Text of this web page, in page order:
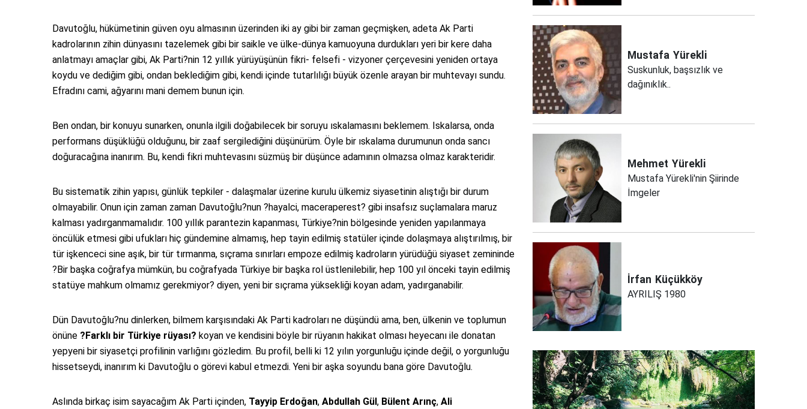
Davutoğlu, hükümetinin güven oyu almasının üzerinden iki ay gibi bir zaman geçmişken, adeta Ak Parti
kadrolarının zihin dünyasını tazelemek gibi bir saikle ve ülke-dünya kamuoyuna durdukları yeri bir kere daha
anlatmayı amaçlar gibi, Ak Parti?nin 12 yıllık yürüyüşünün fikri- felsefi - vizyoner çerçevesini yeniden ortaya
koydu ve dediğim gibi, ondan beklediğim gibi, kendi içinde tutarlılığı büyük özenle arayan bir muhtevayı sundu.
Efradını cami, ağyarını mani demem bunun için.
Ben ondan, bir konuyu sunarken, onunla ilgili doğabilecek bir soruyu ıskalamasını beklemem. Iskalarsa, onda
performans düşüklüğü olduğunu, bir zaaf sergilediğini düşünürüm. Öyle bir ıskalama durumunun onda sancı
doğuracağına inanırım. Bu, kendi fikri muhtevasını süzmüş bir düşünce adamının olmazsa olmaz karakteridir.
Bu sistematik zihin yapısı, günlük tepkiler - dalaşmalar üzerine kurulu ülkemiz siyasetinin alıştığı bir durum
olmayabilir. Onun için zaman zaman Davutoğlu?nun ?hayalci, maceraperest? gibi insafsız suçlamalara maruz
kalması yadırganmamalıdır. 100 yıllık parantezin kapanması, Türkiye?nin bölgesinde yeniden yapılanmaya
öncülük etmesi gibi ufukları hiç gündemine almamış, hep tayin edilmiş statüler içinde dolaşmaya alıştırılmış, bir
tür işkenceci sine aşık, bir tür tırmanma, sıçrama sınırları empoze edilmiş kadroların yürüdüğü siyaset zemininde
?Bir başka coğrafya mümkün, bu coğrafyada Türkiye bir başka rol üstlenilebilir, hep 100 yıl önceki tayin edilmiş
statüye mahkum olmamız gerekmiyor? diyen, yeni bir sıçrama yüksekliği koyan adam, yadırganabilir.
Dün Davutoğlu?nu dinlerken, bilmem karşısındaki Ak Parti kadroları ne düşündü ama, ben, ülkenin ve toplumun
önüne ?Farklı bir Türkiye rüyası? koyan ve kendisini böyle bir rüyanın hakikat olması heyecanı ile donatan
yepyeni bir siyasetçi profilinin varlığını gözledim. Bu profil, belli ki 12 yılın yorgunluğu içinde değil, o yorgunluğu
hissetseydi, inanırım ki Davutoğlu o görevi kabul etmezdi. Yeni bir aşka soyundu bana göre Davutoğlu.
Aslında birkaç isim sayacağım Ak Parti içinden, Tayyip Erdoğan, Abdullah Gül, Bülent Arınç, Ali
Mustafa Yürekli
Suskunluk, başsızlık ve
dağınıklık..
Mehmet Yürekli
Mustafa Yürekli'nin Şiirinde
İmgeler
İrfan Küçükköy
AYRILIŞ 1980